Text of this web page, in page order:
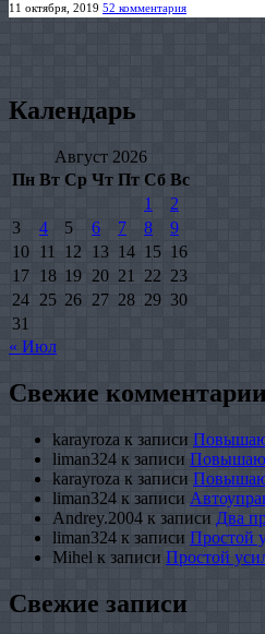
11 октября, 2019 52 комментария
Календарь
Август 2026
Пн Вт Ср Чт Пт Сб Вс
1
2
3
4 5 6 7 8
9
10 11 12 13 14 15 16
17 18 19 20 21 22 23
24 25 26 27 28 29 30
31
« Июл
Свежие комментарии
karayroza к записи
liman324 к записи
karayroza к записи
liman324 к записи
Andrey.2004 к записи Два
liman324 к записи Простой
Mihel к записи Простой
Свежие записи